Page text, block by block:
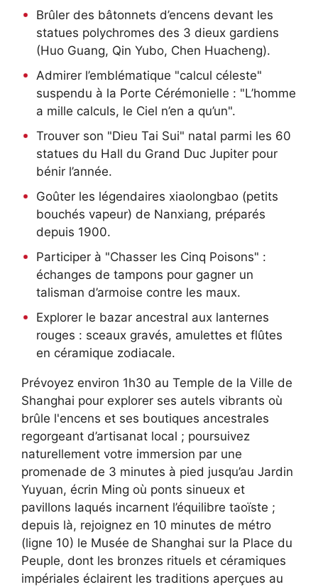
Brûler des bâtonnets d’encens devant les
statues polychromes des 3 dieux gardiens
(Huo Guang, Qin Yubo, Chen Huacheng).
Admirer l’emblématique "calcul céleste"
suspendu à la Porte Cérémonielle : "L’homme
a mille calculs, le Ciel n’en a qu’un".
Trouver son "Dieu Tai Sui" natal parmi les 60
statues du Hall du Grand Duc Jupiter pour
bénir l’année.
Goûter les légendaires xiaolongbao (petits
bouchés vapeur) de Nanxiang, préparés
depuis 1900.
Participer à "Chasser les Cinq Poisons" :
échanges de tampons pour gagner un
talisman d’armoise contre les maux.
Explorer le bazar ancestral aux lanternes
rouges : sceaux gravés, amulettes et flûtes
en céramique zodiacale.
Prévoyez environ 1h30 au Temple de la Ville de
Shanghai pour explorer ses autels vibrants où
brûle l'encens et ses boutiques ancestrales
regorgeant d’artisanat local ; poursuivez
naturellement votre immersion par une
promenade de 3 minutes à pied jusqu’au Jardin
Yuyuan, écrin Ming où ponts sinueux et
pavillons laqués incarnent l’équilibre taoïste ;
depuis là, rejoignez en 10 minutes de métro
(ligne 10) le Musée de Shanghai sur la Place du
Peuple, dont les bronzes rituels et céramiques
impériales éclairent les traditions aperçues au